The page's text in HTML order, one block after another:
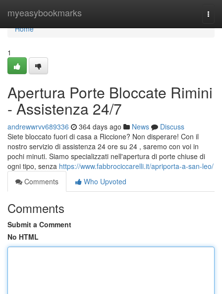
myeasybookmarks
Home
Home
1
Apertura Porte Bloccate Rimini
- Assistenza 24/7
andrewwrvv689336 364 days ago News
Discuss
Siete bloccato fuori di casa a Riccione? Non disperare! Con il
nostro servizio di assistenza 24 ore su 24 , saremo con voi in
pochi minuti. Siamo specializzati nell'apertura di porte chiuse di
ogni tipo, senza https://www.fabbrociccarelli.it/apriporta-a-san-leo/
Comments
Who Upvoted
Comments
Submit a Comment
No HTML